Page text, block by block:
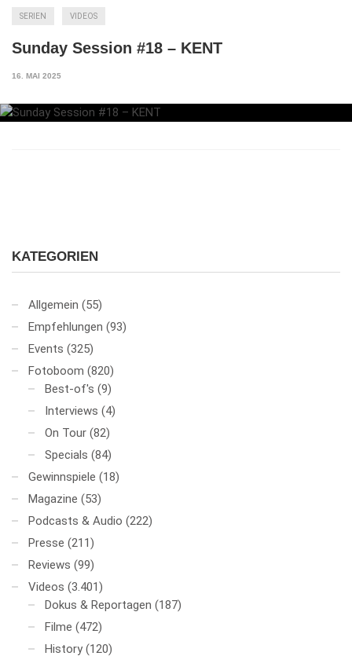
SERIEN VIDEOS
Sunday Session #18 – KENT
16. MAI 2025
KATEGORIEN
Allgemein (55)
Empfehlungen (93)
Events (325)
Fotoboom (820)
Best-of's (9)
Interviews (4)
On Tour (82)
Specials (84)
Gewinnspiele (18)
Magazine (53)
Podcasts & Audio (222)
Presse (211)
Reviews (99)
Videos (3.401)
Dokus & Reportagen (187)
Filme (472)
History (120)